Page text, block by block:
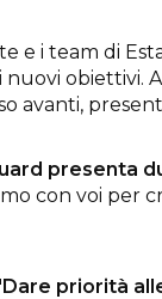
e i team di
nuovi obiettivi.
avanti,
presenta
con voi per
priorità